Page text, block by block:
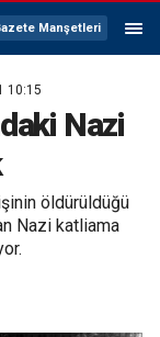
Manşetleri
10:15
Nazi
öldürüldüğü
Nazi katliama